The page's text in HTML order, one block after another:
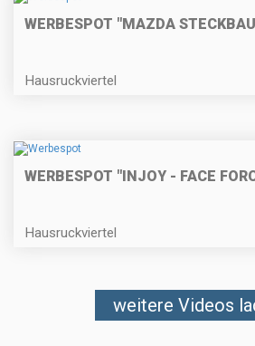
WERBESPOT "MAZDA
Hausruckviertel
WERBESPOT "INJOY - FACE
Hausruckviertel
weitere Videos